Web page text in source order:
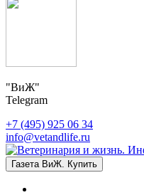
"ВиЖ"
Telegram
+7 (495) 925 06 34
info@vetandlife.ru
Газета ВиЖ. Купить